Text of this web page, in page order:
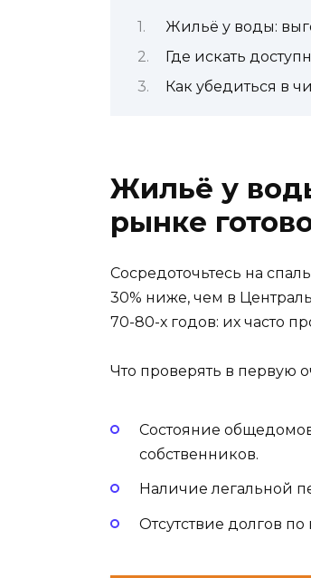
Жильё у воды:
Где искать
Как убедиться в
Жильё у
рынке
Сосредоточьтесь на
30% ниже, чем в
70-80-х годов: их часто
Что проверять в первую
Состояние
собственников.
Наличие легальной
Отсутствие долгов